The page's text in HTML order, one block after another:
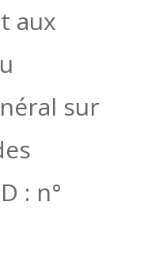
aux
sur
: n°